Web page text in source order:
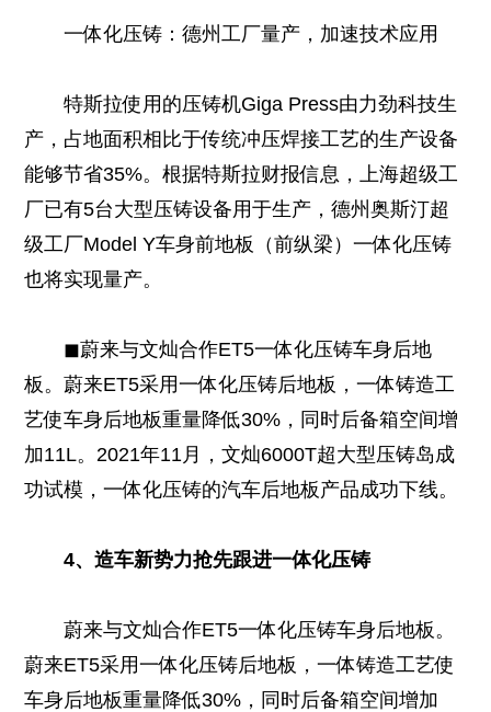
一体化压铸：德州工厂量产，加速技术应用
特斯拉使用的压铸机Giga Press由力劲科技生
产，占地面积相比于传统冲压焊接工艺的生产设备
能够节省35%。根据特斯拉财报信息，上海超级工
厂已有5台大型压铸设备用于生产，德州奥斯汀超
级工厂Model Y车身前地板（前纵梁）一体化压铸
也将实现量产。
◼蔚来与文灿合作ET5一体化压铸车身后地
板。蔚来ET5采用一体化压铸后地板，一体铸造工
艺使车身后地板重量降低30%，同时后备箱空间增
加11L。2021年11月，文灿6000T超大型压铸岛成
功试模，一体化压铸的汽车后地板产品成功下线。
4、造车新势力抢先跟进一体化压铸
蔚来与文灿合作ET5一体化压铸车身后地板。
蔚来ET5采用一体化压铸后地板，一体铸造工艺使
车身后地板重量降低30%，同时后备箱空间增加